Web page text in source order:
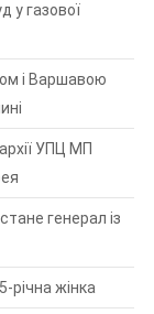
у газової
і Варшавою
УПЦ МП
генерал із
річна жінка